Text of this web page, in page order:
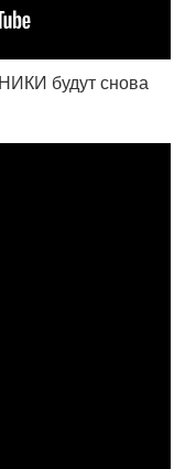
будут снова